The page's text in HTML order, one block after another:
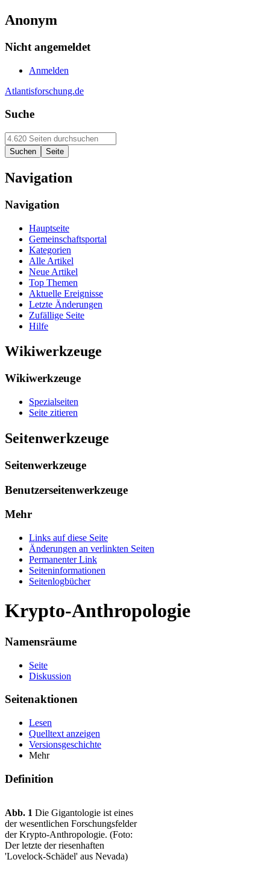
Anonym
Nicht angemeldet
Anmelden
Atlantisforschung.de
Suche
Navigation
Navigation
Hauptseite
Gemeinschaftsportal
Kategorien
Alle Artikel
Neue Artikel
Top Themen
Aktuelle Ereignisse
Letzte Änderungen
Zufällige Seite
Hilfe
Wikiwerkzeuge
Wikiwerkzeuge
Spezialseiten
Seite zitieren
Seitenwerkzeuge
Seitenwerkzeuge
Benutzerseitenwerkzeuge
Mehr
Links auf diese Seite
Änderungen an verlinkten Seiten
Permanenter Link
Seiten­informationen
Seitenlogbücher
Krypto-Anthropologie
Namensräume
Seite
Diskussion
Seitenaktionen
Lesen
Quelltext anzeigen
Versionsgeschichte
Mehr
Definition
Abb. 1 Die Gigantologie ist eines
der wesentlichen Forschungsfelder
der Krypto-Anthropologie. (Foto:
Der letzte der riesenhaften
'Lovelock-Schädel' aus Nevada)